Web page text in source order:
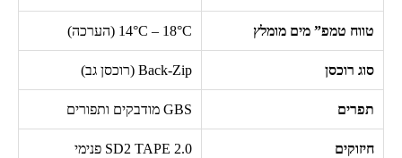
טווח טמפ” מים מומלץ 14°C – 18°C (הערכה)
סוג רוכסן Back-Zip(רוכסן גב)
תפרים GBSמודבקים ותפורים
חיזוקים SD2 TAPE 2.0 פנימי